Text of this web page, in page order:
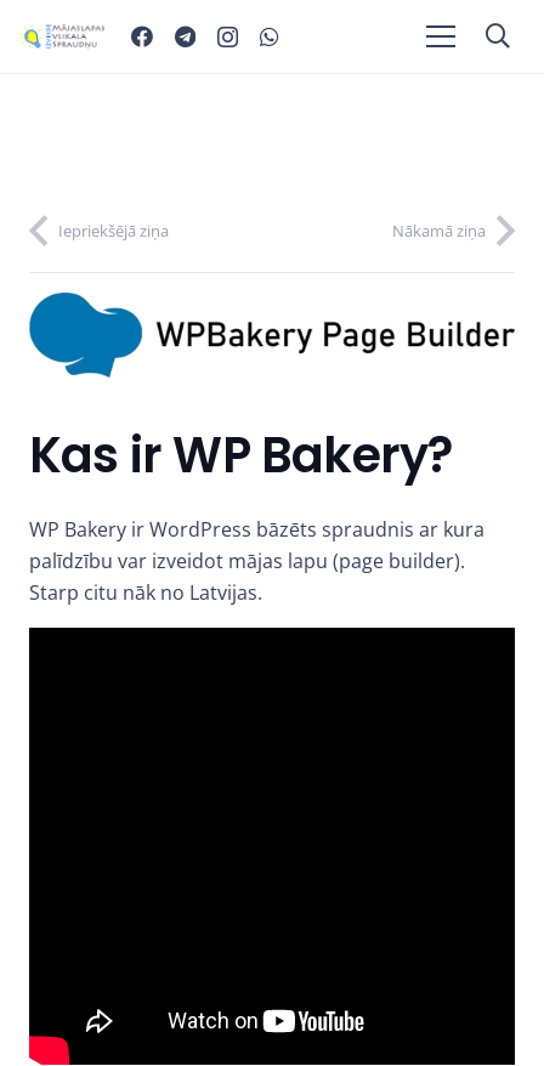
Iepriekšējā ziņa Nākamā ziņa
Kas ir WP Bakery?
WP Bakery ir WordPress bāzēts spraudnis ar kura
palīdzību var izveidot mājas lapu (page builder).
Starp citu nāk no Latvijas.